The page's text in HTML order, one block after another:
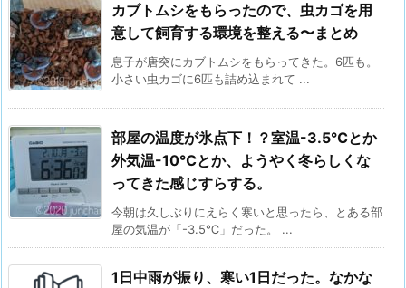
カブトムシをもらったので、虫カゴを用
意して飼育する環境を整える〜まとめ
息子が唐突にカブトムシをもらってきた。6匹も。
小さい虫カゴに6匹も詰め込まれて ...
部屋の温度が氷点下！？室温-3.5℃とか
外気温-10℃とか、ようやく冬らしくな
ってきた感じすらする。
今朝は久しぶりにえらく寒いと思ったら、とある部
屋の気温が「-3.5℃」だった。 ...
1日中雨が振り、寒い1日だった。なかな